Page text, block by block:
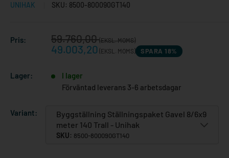
UNIHAK SKU: 8500-800090GT140
Pris: Reapris
59.760,00(EKSL. MOMS)
49.003,20 (EKSL. MOMS) SPARA 18%
Lager:
I lager
Förväntad leverans 3-6 arbetsdagar
Variant:
Byggställning Ställningspaket Gavel 8/6x9
meter 140 Trall - Unihak
SKU: 8500-800090GT140